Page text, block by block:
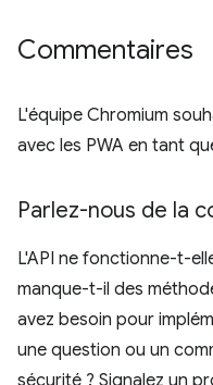
Commentaires
L'équipe Chromium
avec les PWA en tant
Parlez-nous de la
L'API ne fonctionne-t-
manque-t-il des
avez besoin pour
une question ou un